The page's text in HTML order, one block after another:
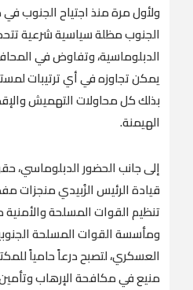
الجنوب مظلة سياسية شرعية
الدبلوماسية، وتفاوض في
يمكن تجاوزه في أي ترتيبات
بذلك كل محاولات التهميش
الهيمنة.
إلى جانب الحضور الدبلوماسي،
قيادة الرئيس الزُبيدي منجزات
تنظيم القوات المسلحة والأمنية
ومأسسة القوات المسلحة
العسكري، لتصبح درعاً حامياً
منيع في مكافحة الإرهاب وتأمين